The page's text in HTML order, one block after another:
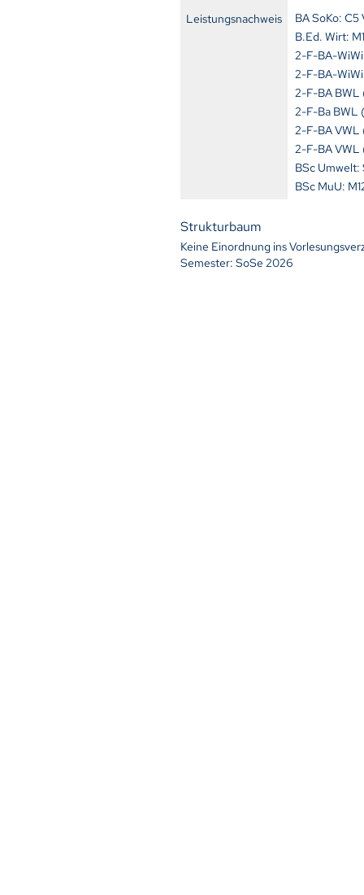
Leistungsnachweis
BA
B.Ed.
2-F-BA-
2-F-BA-
2-F-BA
2-F-Ba
2-F-BA
2-F-BA
BSc
BSc
Strukturbaum
Keine Einordnung ins
Semester: SoSe 2026